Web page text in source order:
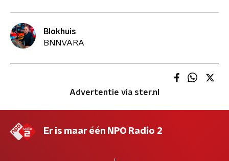
Blokhuis
BNNVARA
Advertentie via ster.nl
Er is maar één NPO Radio 2